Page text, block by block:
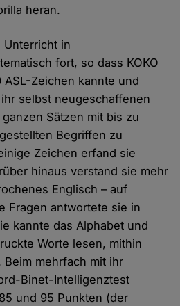
heran.
Unterricht in
fort, so dass KOKO
ASL-Zeichen kannte und
selbst neugeschaffenen
Sätzen mit bis zu
Begriffen zu
Zeichen erfand sie
hinaus verstand sie mehr
Englisch – auf
Fragen antwortete sie in
kannte das Alphabet und
Worte lesen, mithin
mehrfach mit ihr
Binet-Intelligenztest
und 95 Punkten (der